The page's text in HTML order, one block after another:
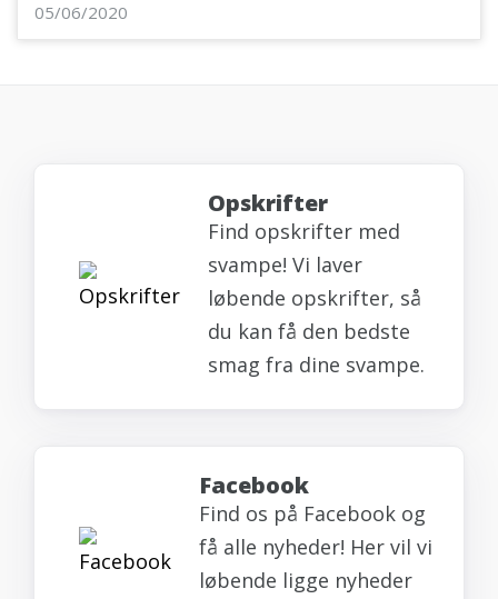
05/06/2020
Opskrifter
Find opskrifter med
svampe! Vi laver
løbende opskrifter, så
du kan få den bedste
smag fra dine svampe.
Facebook
Find os på Facebook og
få alle nyheder! Her vil vi
løbende ligge nyheder